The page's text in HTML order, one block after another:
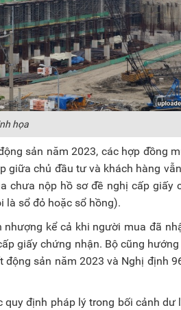
họa
sản năm 2023, các hợp đồng
giữa chủ đầu tư và khách hàng
chưa nộp hồ sơ đề nghị cấp giấy
là sổ đỏ hoặc sổ hồng).
kể cả khi người mua đã
giấy chứng nhận. Bộ cũng
sản năm 2023 và Nghị định
định pháp lý trong bối cảnh dư